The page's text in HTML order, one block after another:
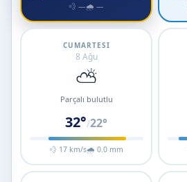
💨 —🌧 —
CUMARTESI
8 Ağu
⛅
Parçalı bulutlu
32°/22°
💨 17 km/s🌧 0.0 mm